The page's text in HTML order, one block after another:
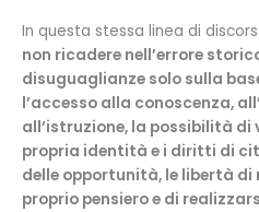
In questa stessa linea di
non ricadere nell’errore
disuguaglianze solo sulla
l’accesso alla conoscenza,
all’istruzione, la possibilità di
propria identità e i diritti di
delle opportunità, le libertà
proprio pensiero e di